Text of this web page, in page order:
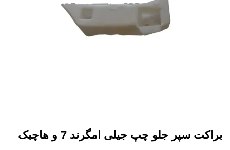
براکت سپر جلو چپ جیلی امگرند 7 و هاچبک